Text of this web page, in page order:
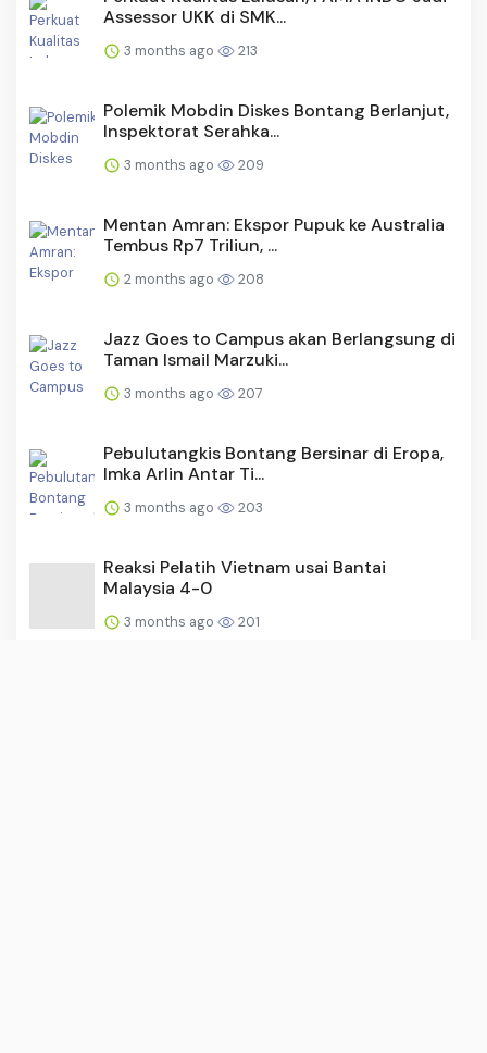
Assessor UKK di SMK...
3 months ago 213
Polemik Mobdin Diskes Bontang Berlanjut,
Inspektorat Serahka...
3 months ago 209
Mentan Amran: Ekspor Pupuk ke Australia
Tembus Rp7 Triliun, ...
2 months ago 208
Jazz Goes to Campus akan Berlangsung di
Taman Ismail Marzuki...
3 months ago 207
Pebulutangkis Bontang Bersinar di Eropa,
Imka Arlin Antar Ti...
3 months ago 203
Reaksi Pelatih Vietnam usai Bantai
Malaysia 4-0
3 months ago 201